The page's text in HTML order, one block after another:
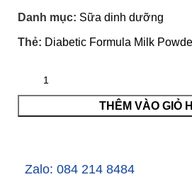
Danh mục: Sữa dinh dưỡng
Thẻ: Diabetic Formula Milk
THÊM VÀO GIỎ
Zalo: 084 214 8484